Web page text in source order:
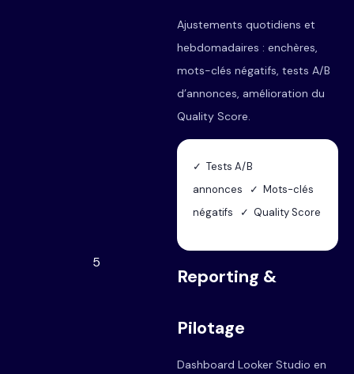
Ajustements quotidiens et
hebdomadaires : enchères,
mots-clés négatifs, tests A/B
d’annonces, amélioration du
Quality Score.
✓ Tests A/B
annonces ✓ Mots-clés
négatifs ✓ Quality Score
5
Reporting &
Pilotage
Dashboard Looker Studio en